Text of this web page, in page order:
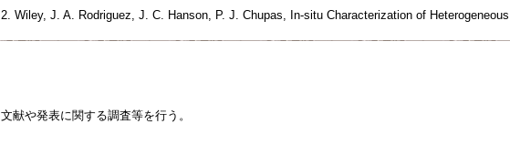
2. Wiley, J. A. Rodriguez, J. C. Hanson, P. J. Chupas, In-situ Characterization of
文献や発表に関する調査等を行う。